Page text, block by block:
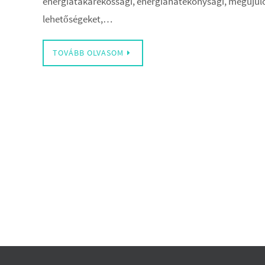
lehetőségeket,…
TOVÁBB OLVASOM